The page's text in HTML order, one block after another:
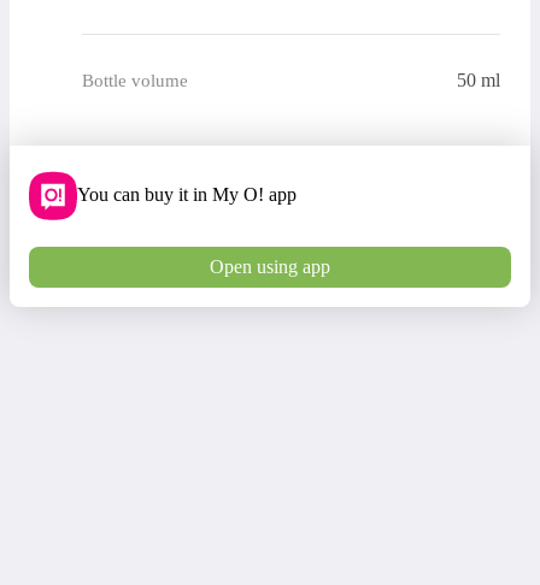
Bottle volume 50 ml
You can buy it in My O! app
Open using app